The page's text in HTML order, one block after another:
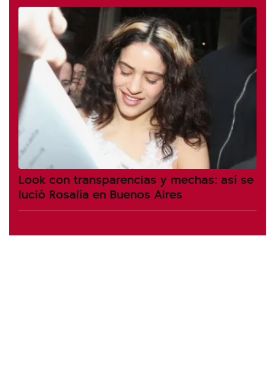
Look con transparencias y mechas: así se
lució Rosalía en Buenos Aires